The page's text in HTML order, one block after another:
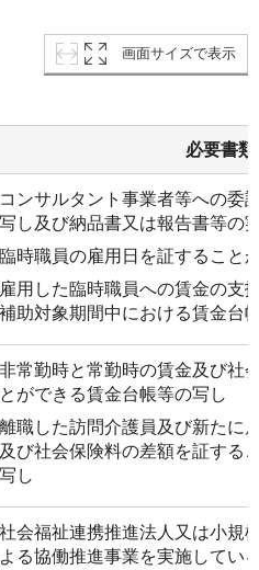
画面サイズで表示
必要書類
コンサルタント事業者等への委
写し及び納品書⼜は報告書等の
臨時職員の雇⽤⽇を証すること
雇⽤した臨時職員への賃⾦の⽀
補助対象期間中における賃⾦台
⾮常勤時と常勤時の賃⾦及び社
とができる賃⾦台帳等の写し
離職した訪問介護員及び新たに
及び社会保険料の差額を証する
写し
社会福祉連携推進法⼈⼜は⼩規
よる協働推進事業を実施してい